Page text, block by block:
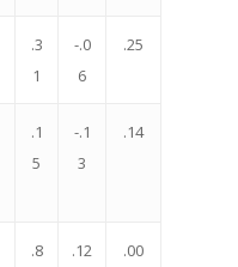
.3
1
-.0
6
.25
.1
5
-.1
3
.14
.8
.12 .00